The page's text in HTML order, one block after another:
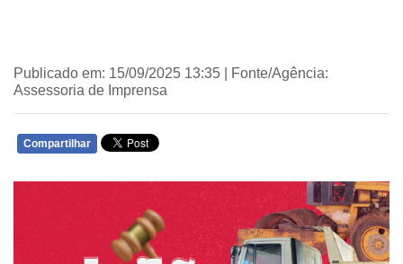
Publicado em: 15/09/2025 13:35 | Fonte/Agência:
Assessoria de Imprensa
Compartilhar